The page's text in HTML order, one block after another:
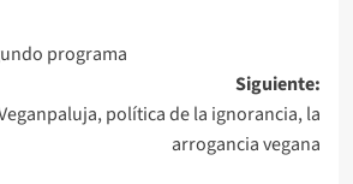
programa
Siguiente:
política de la ignorancia, la
arrogancia vegana